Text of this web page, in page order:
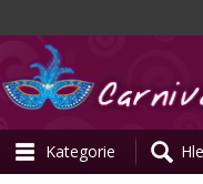
Kategorie